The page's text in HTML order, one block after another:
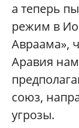
а теперь
режим в
Авраама»,
Аравия
союз,
угрозы.